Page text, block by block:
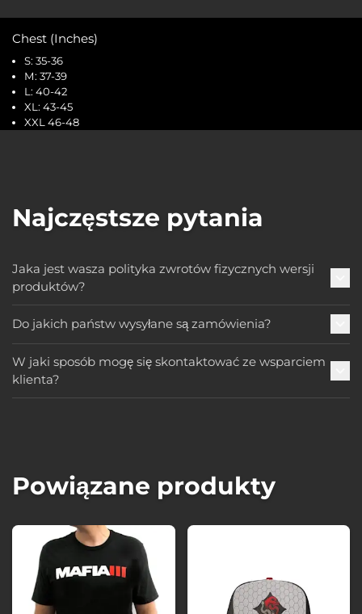
Chest (Inches)
S: 35-36
M: 37-39
L: 40-42
XL: 43-45
XXL 46-48
Najczęstsze pytania
Jaka jest wasza polityka zwrotów fizycznych wersji
produktów?
Do jakich państw wysyłane są zamówienia?
W jaki sposób mogę się skontaktować ze wsparciem
klienta?
Powiązane produkty